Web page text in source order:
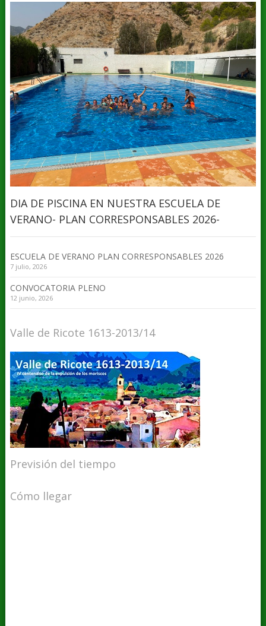
DIA DE PISCINA EN NUESTRA ESCUELA DE
VERANO- PLAN CORRESPONSABLES 2026-
ESCUELA DE VERANO PLAN CORRESPONSABLES 2026
7 julio, 2026
CONVOCATORIA PLENO
12 junio, 2026
Valle de Ricote 1613-2013/14
Previsión del tiempo
Cómo llegar